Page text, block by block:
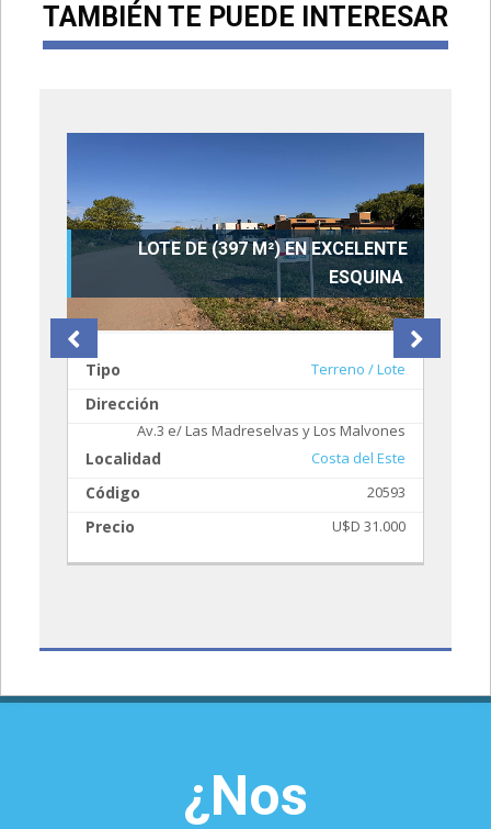
TAMBIÉN TE PUEDE INTERESAR
LOTE DE (397 M²) EN EXCELENTE
ESQUINA
Tipo Terreno / Lote
Dirección
Av.3 e/ Las Madreselvas y Los Malvones
Localidad Costa del Este
Código 20593
Precio U$D 31.000
¿Nos